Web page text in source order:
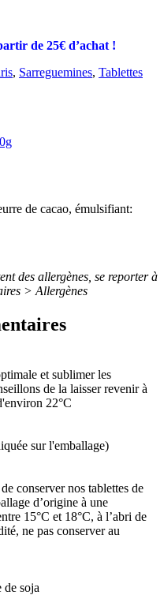
de 25€ d’achat !
, Sarreguemines, Tablettes
de cacao, émulsifiant:
des allergènes, se reporter à
> Allergènes
et sublimer les
de la laisser revenir à
22°C
sur l'emballage)
conserver nos tablettes de
d’origine à une
15°C et 18°C, à l’abri de
ne pas conserver au
de soja